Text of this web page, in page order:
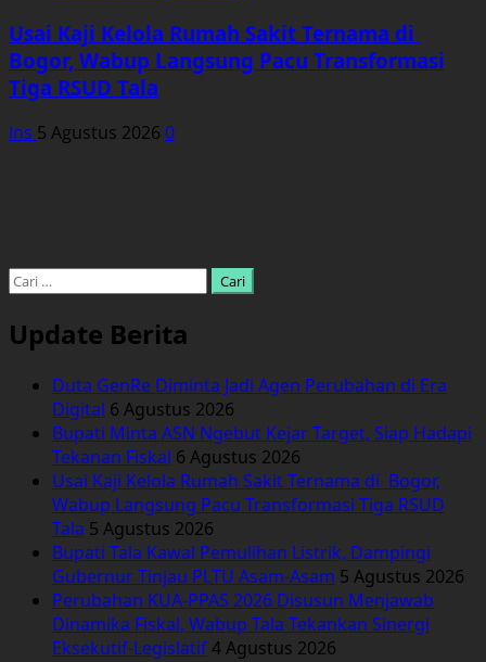
Usai Kaji Kelola Rumah Sakit Ternama di
Bogor, Wabup Langsung Pacu Transformasi
Tiga RSUD Tala
Ins 5 Agustus 2026 0
Cari
Update Berita
Duta GenRe Diminta Jadi Agen Perubahan di Era
Digital 6 Agustus 2026
Bupati Minta ASN Ngebut Kejar Target, Siap Hadapi
Tekanan Fiskal 6 Agustus 2026
Usai Kaji Kelola Rumah Sakit Ternama di Bogor,
Wabup Langsung Pacu Transformasi Tiga RSUD
Tala 5 Agustus 2026
Bupati Tala Kawal Pemulihan Listrik, Dampingi
Gubernur Tinjau PLTU Asam-Asam 5 Agustus 2026
Perubahan KUA-PPAS 2026 Disusun Menjawab
Dinamika Fiskal, Wabup Tala Tekankan Sinergi
Eksekutif-Legislatif4 Agustus 2026